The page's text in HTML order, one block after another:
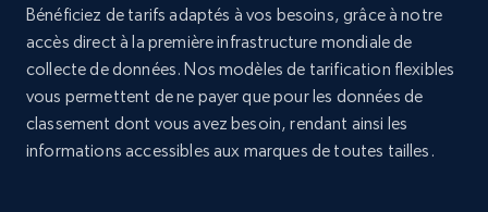
more.
2.1K+ 375+ Commencer
Bénéficiez de tarifs adaptés à vos besoins, grâce à notre
accès direct à la première infrastructure mondiale de
collecte de données. Nos modèles de tarification flexibles
vous permettent de ne payer que pour les données de
classement dont vous avez besoin, rendant ainsi les
informations accessibles aux marques de toutes tailles.